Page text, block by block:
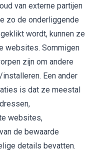
van externe partijen
zo de onderliggende
wordt, kunnen ze
websites. Sommigen
zijn om andere
Een ander
is dat ze meestal
websites,
de bewaarde
details bevatten.